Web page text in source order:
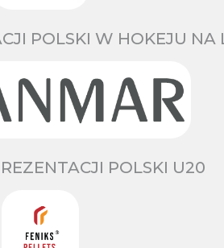
POLSKI W HOKEJU NA
POLSKI U20